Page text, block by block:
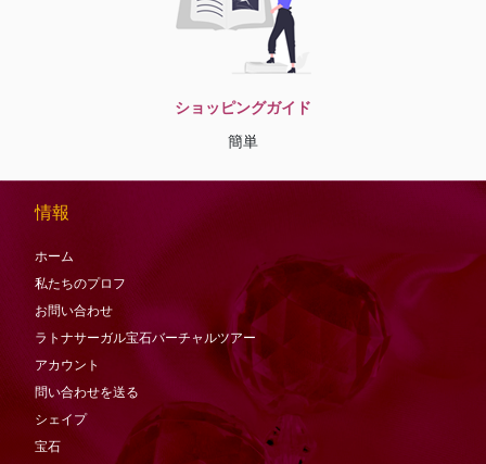
ショッピングガイド
簡単
情報
ホーム
私たちのプロフ
お問い合わせ
ラトナサーガル宝石バーチャ​​ルツアー
アカウント
問い合わせを送る
シェイプ
宝石